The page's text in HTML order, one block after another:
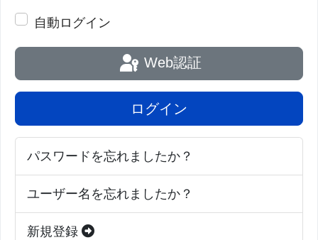
自動ログイン
Web認証
ログイン
パスワードを忘れましたか？
ユーザー名を忘れましたか？
新規登録